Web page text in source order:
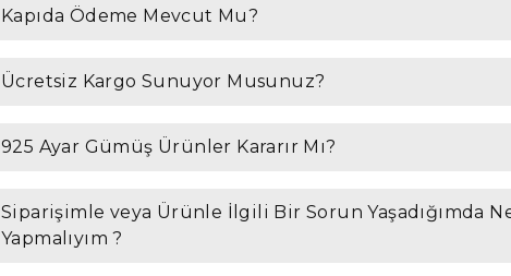
Kapıda Ödeme Mevcut Mu?
Ücretsiz Kargo Sunuyor Musunuz?
925 Ayar Gümüş Ürünler Kararır Mı?
Siparişimle veya Ürünle İlgili Bir Sorun Yaşadığımda
Yapmalıyım ?